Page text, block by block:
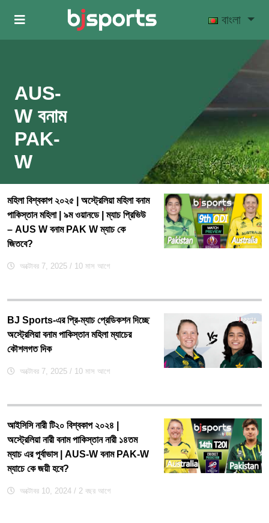
Skip to main content
বাংলা
AUS-
W বনাম
PAK-
W
মহিলা বিশ্বকাপ ২০২৫ | অস্ট্রেলিয়া মহিলা বনাম
পাকিস্তান মহিলা | ৯ম ওয়ানডে | ম্যাচ প্রিভিউ
– AUS W বনাম PAK W ম্যাচ কে
জিতবে?
অক্টোবর 7, 2025 / 10 মাস আগে
BJ Sports-এর প্রি-ম্যাচ প্রেডিকশন দিচ্ছে
অস্ট্রেলিয়া বনাম পাকিস্তান মহিলা ম্যাচের
কৌশলগত দিক
অক্টোবর 7, 2025 / 10 মাস আগে
আইসিসি নারী টি২০ বিশ্বকাপ ২০২৪ |
অস্ট্রেলিয়া নারী বনাম পাকিস্তান নারী ১৪তম
ম্যাচ এর পূর্বাভাস | AUS-W বনাম PAK-W
ম্যাচে কে জয়ী হবে?
অক্টোবর 10, 2024 / 2 বছর আগে